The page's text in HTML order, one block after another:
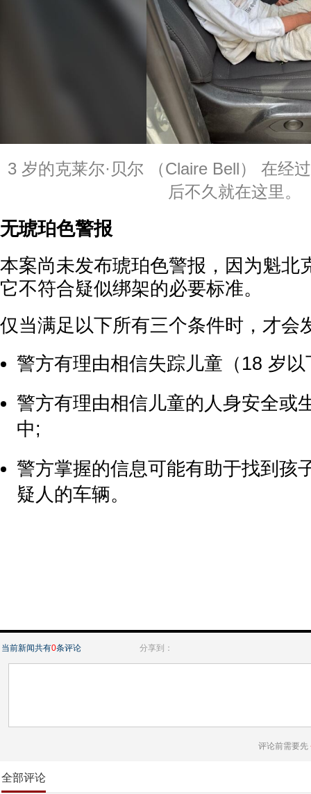
3 岁的克莱尔·贝尔 （Claire Bell） 在经
后不久就在这里。
无琥珀色警报
本案尚未发布琥珀色警报，因为魁北
它不符合疑似绑架的必要标准。
仅当满足以下所有三个条件时，才会
警方有理由相信失踪儿童（18 岁
警方有理由相信儿童的人身安全或
中;
警方掌握的信息可能有助于找到孩
疑人的车辆。
当前新闻共有0条评论 分享到：
评论前需要先
全部评论